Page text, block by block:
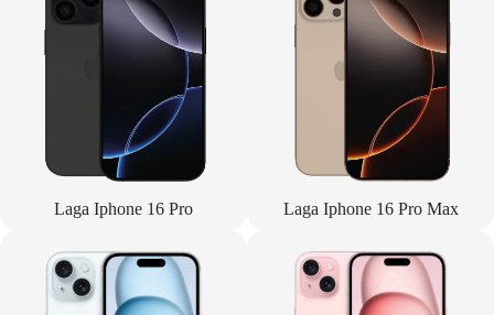
Laga Iphone 16 Pro Laga Iphone 16 Pro Max